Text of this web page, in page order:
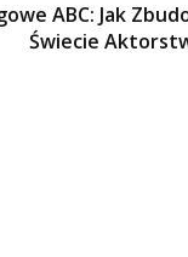
ABC: Jak
Świecie